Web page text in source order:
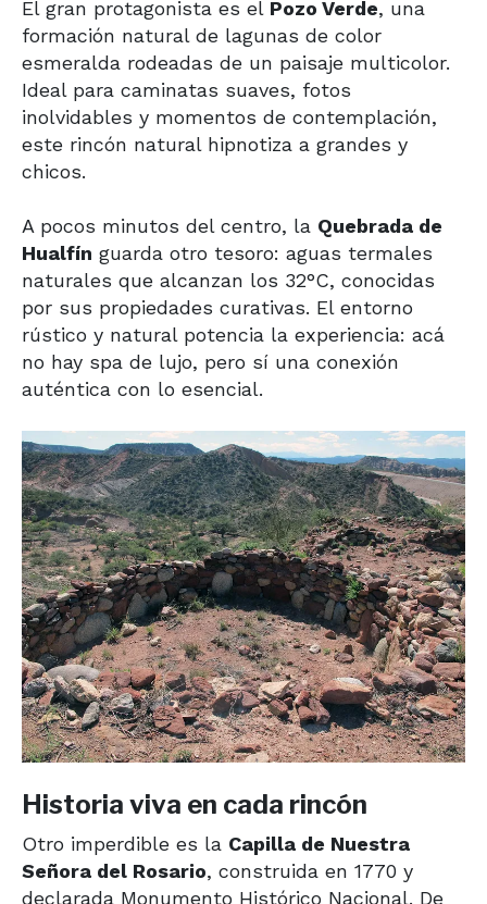
El gran protagonista es el Pozo Verde, una
formación natural de lagunas de color
esmeralda rodeadas de un paisaje multicolor.
Ideal para caminatas suaves, fotos
inolvidables y momentos de contemplación,
este rincón natural hipnotiza a grandes y
chicos.
A pocos minutos del centro, la Quebrada de
Hualfín guarda otro tesoro: aguas termales
naturales que alcanzan los 32°C, conocidas
por sus propiedades curativas. El entorno
rústico y natural potencia la experiencia: acá
no hay spa de lujo, pero sí una conexión
auténtica con lo esencial.
Historia viva en cada rincón
Otro imperdible es la Capilla de Nuestra
Señora del Rosario, construida en 1770 y
declarada Monumento Histórico Nacional. De